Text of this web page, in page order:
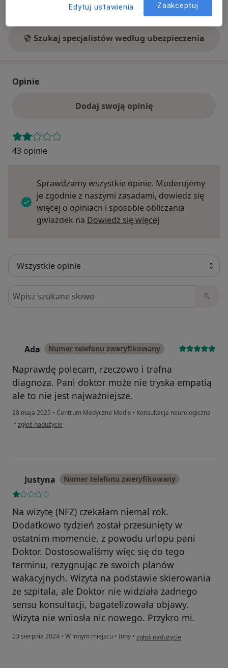
Szukaj specjalistów według ubezpieczenia
Opinie
Dodaj swoją opinię
43 opinie
Sprawdzamy wszystkie opinie. Moderujemy
je zgodnie z naszymi zasadami, dowiedz się
więcej o opiniach i sposobie obliczania
gwiazdek na Dowiedz się więcej
Szukaj w opiniach
Ada Numer telefonu zweryfikowany
Naprawdę polecam, rzeczowo i trafna
diagnoza. Pani doktor może nie tryska empatią
ale to nie jest najważniejsze.
28 maja 2025 • Centrum Medyczne Medix • Konsultacja neurologiczna
• w opinii użytkownika Ada
zgłoś nadużycie
Justyna Numer telefonu zweryfikowany
Na wizytę (NFZ) czekałam niemal rok.
Dodatkowo tydzień został przesunięty w
ostatnim momencie, z powodu urlopu pani
Doktor. Dostosowaliśmy więc się do tego
terminu, rezygnując ze swoich planów
wakacyjnych. Wizyta na podstawie skierowania
ze szpitala, ale Doktor nie widziała żadnego
sensu konsultacji, bagatelizowała objawy.
Wizyta nie wniosła nic nowego. Przykro mi.
23 sierpnia 2024 • W innym miejscu • Inny • w opinii użytkownika Justyna
zgłoś nadużycie
Edytuj ustawienia Zaakceptuj